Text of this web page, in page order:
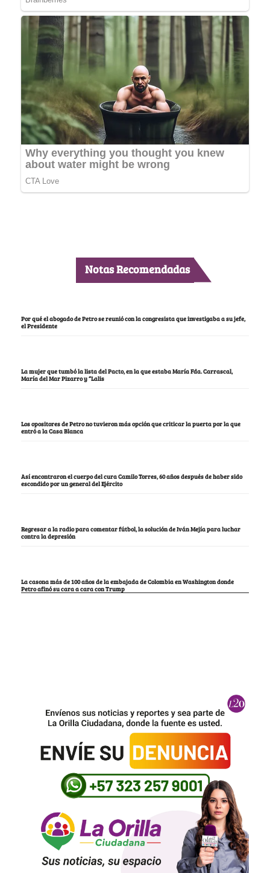
Notas Recomendadas
Por qué el abogado de Petro se reunió con la congresista que investigaba a su jefe,
el Presidente
La mujer que tumbó la lista del Pacto, en la que estaba María Fda. Carrascal,
María del Mar Pizarro y “Lalis
Los opositores de Petro no tuvieron más opción que criticar la puerta por la que
entró a la Casa Blanca
Así encontraron el cuerpo del cura Camilo Torres, 60 años después de haber sido
escondido por un general del Ejército
Regresar a la radio para comentar fútbol, la solución de Iván Mejía para luchar
contra la depresión
La casona más de 100 años de la embajada de Colombia en Washington donde
Petro afinó su cara a cara con Trump